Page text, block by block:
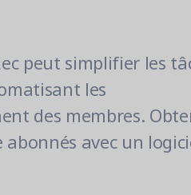
peut simplifier les
les
des membres.
abonnés avec un